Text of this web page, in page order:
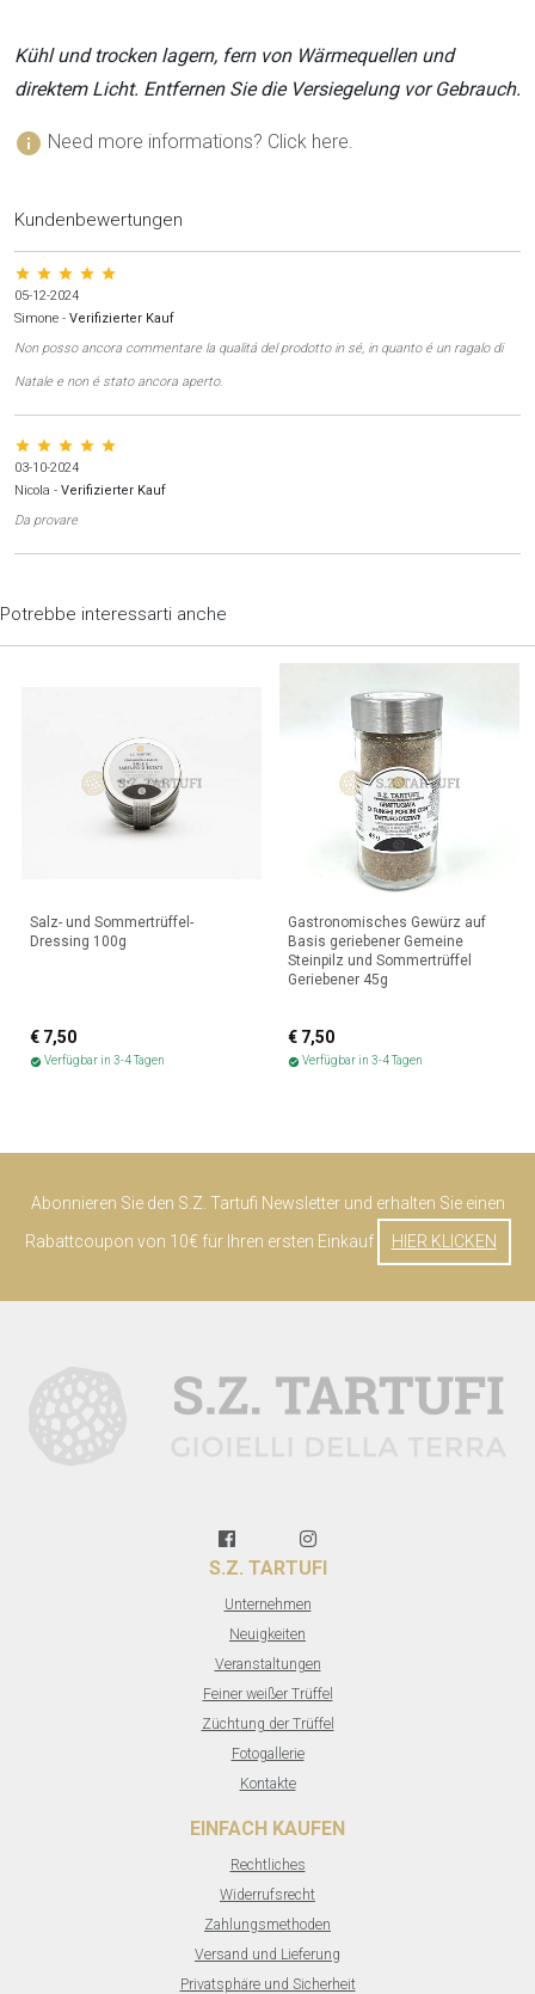
Kühl und trocken lagern, fern von Wärmequellen und
direktem Licht. Entfernen Sie die Versiegelung vor Gebrauch.
info Need more informations? Click here.
Kundenbewertungen
star star star star star
05-12-2024
Simone - Verifizierter Kauf
Non posso ancora commentare la qualitá del prodotto in sé, in quanto é un ragalo di
Natale e non é stato ancora aperto.
star star star star star
03-10-2024
Nicola - Verifizierter Kauf
Da provare
Potrebbe interessarti anche
Salz- und Sommertrüffel-
Dressing 100g
€ 7,50
check_circle Verfügbar in 3-4 Tagen
Gastronomisches Gewürz auf
Basis geriebener Gemeine
Steinpilz und Sommertrüffel
Geriebener 45g
€ 7,50
check_circle Verfügbar in 3-4 Tagen
Abonnieren Sie den S.Z. Tartufi Newsletter und erhalten Sie einen
Rabattcoupon von 10€ für Ihren ersten Einkauf
HIER KLICKEN
S.Z. TARTUFI
Unternehmen
Neuigkeiten
Veranstaltungen
Feiner weißer Trüffel
Züchtung der Trüffel
Fotogallerie
Kontakte
EINFACH KAUFEN
Rechtliches
Widerrufsrecht
Zahlungsmethoden
Versand und Lieferung
Privatsphäre und Sicherheit